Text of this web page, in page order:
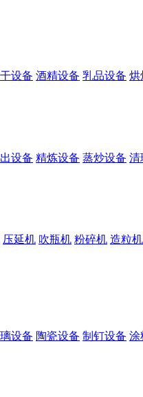
设备 酒精设备 乳品设备 烘
设备 精炼设备 蒸炒设备 清
压延机 吹瓶机 粉碎机 造粒机
设备 陶瓷设备 制钉设备 涂